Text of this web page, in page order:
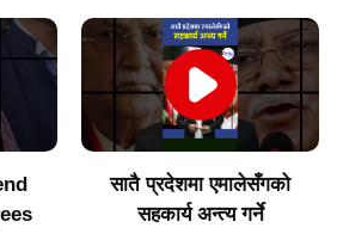
सातै प्रदेशमा एमालेसँगको
सहकार्य अन्त्य गर्ने